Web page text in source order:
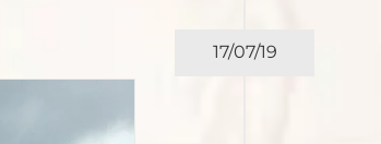
17/07/19